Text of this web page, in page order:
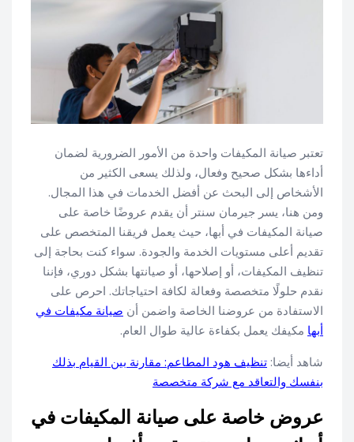
تعتبر صيانة المكيفات واحدة من الأمور الضرورية لضمان
أداءها بشكل صحيح وفعال، ولذلك يسعى الكثير من
الأشخاص إلى البحث عن أفضل الخدمات في هذا المجال.
ومن هنا، يسر جيرمان سنتر أن يقدم عروضًا خاصة على
صيانة المكيفات في أبها، حيث يعمل فريقنا المتخصص على
تقديم أعلى مستويات الخدمة والجودة. سواء كنت بحاجة إلى
تنظيف المكيفات، أو إصلاحها، أو صيانتها بشكل دوري، فإننا
نقدم حلولًا متخصصة وفعالة لكافة احتياجاتك. احرص على
الاستفادة من عروضنا الخاصة واضمن أن صيانة مكيفات في
أبها مكيفك يعمل بكفاءة عالية طوال العام.
شاهد أيضا: تنظيف هود المطاعم: مقارنة بين القيام بذلك
بنفسك والتعاقد مع شركة متخصصة
عروض خاصة على صيانة المكيفات في